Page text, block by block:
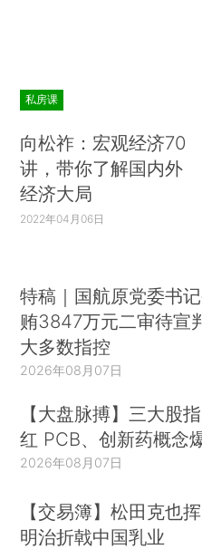
私房课
向松祚：宏观经济70
讲，带你了解国内外
经济大局
2022年04月06日
特稿｜国航原党委书
贿3847万元二审待宣
大多数指控
2026年08月07日
【大盘脉搏】三大股
红 PCB、创新药概念
2026年08月07日
【交易簿】松田克也
明治折戟中国乳业